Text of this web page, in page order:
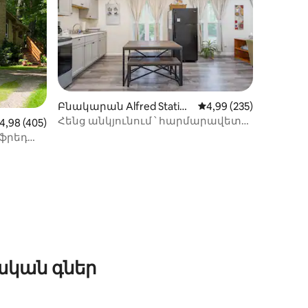
վարկանիշը՝ 5-ից 4,98, 405 կարծիք
4,98 (405)
Բնակարան Alfred Station
-ում
Միջին վարկանիշը՝
4,99 (235)
Հենց անկյունում ՝ հարմարավետ
գներ